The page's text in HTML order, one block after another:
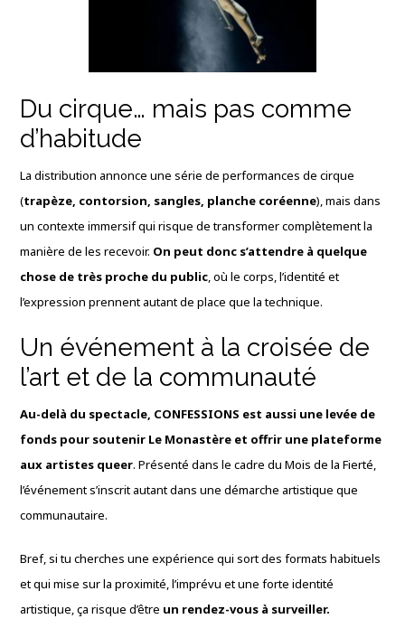
Du cirque… mais pas comme
d’habitude
La distribution annonce une série de performances de cirque
(trapèze, contorsion, sangles, planche coréenne), mais dans
un contexte immersif qui risque de transformer complètement la
manière de les recevoir. On peut donc s’attendre à quelque
chose de très proche du public, où le corps, l’identité et
l’expression prennent autant de place que la technique.
Un événement à la croisée de
l’art et de la communauté
Au-delà du spectacle, CONFESSIONS est aussi une levée de
fonds pour soutenir Le Monastère et offrir une plateforme
aux artistes queer. Présenté dans le cadre du Mois de la Fierté,
l’événement s’inscrit autant dans une démarche artistique que
communautaire.
Bref, si tu cherches une expérience qui sort des formats habituels
et qui mise sur la proximité, l’imprévu et une forte identité
artistique, ça risque d’être un rendez-vous à surveiller.